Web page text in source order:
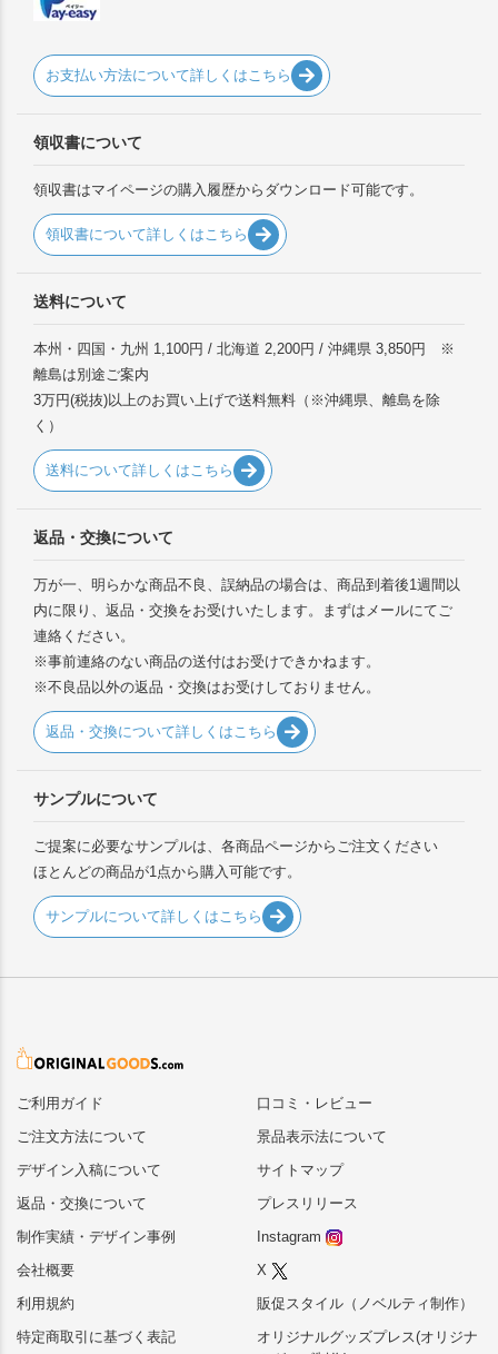
お支払い方法について詳しくはこちら
領収書について
領収書はマイページの購入履歴からダウンロード可能です。
領収書について詳しくはこちら
送料について
本州・四国・九州 1,100円 / 北海道 2,200円 / 沖縄県 3,850円 ※
離島は別途ご案内
3万円(税抜)以上のお買い上げで送料無料（※沖縄県、離島を除
く）
送料について詳しくはこちら
返品・交換について
万が一、明らかな商品不良、誤納品の場合は、商品到着後1週間以
内に限り、返品・交換をお受けいたします。まずはメールにてご
連絡ください。
※事前連絡のない商品の送付はお受けできかねます。
※不良品以外の返品・交換はお受けしておりません。
返品・交換について詳しくはこちら
サンプルについて
ご提案に必要なサンプルは、各商品ページからご注文ください
ほとんどの商品が1点から購入可能です。
サンプルについて詳しくはこちら
ご利用ガイド
ご注文方法について
デザイン入稿について
返品・交換について
制作実績・デザイン事例
会社概要
利用規約
特定商取引に基づく表記
口コミ・レビュー
景品表示法について
サイトマップ
プレスリリース
Instagram
X
販促スタイル（ノベルティ制作）
オリジナルグッズプレス(オリジナ